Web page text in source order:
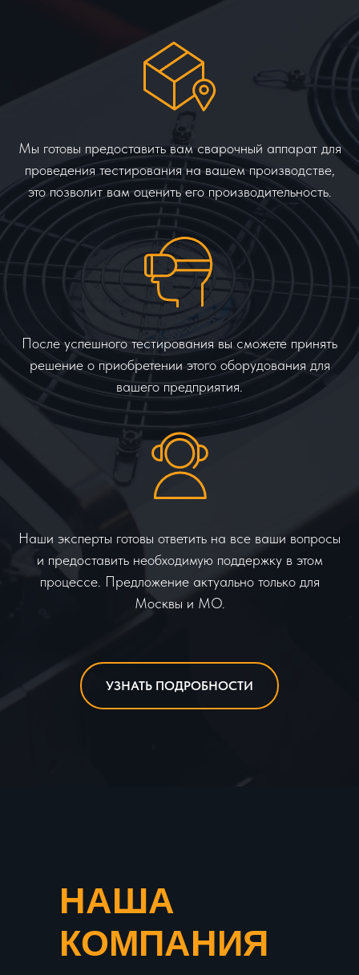
Мы готовы предоставить вам сварочный аппарат для
проведения тестирования на вашем производстве,
это позволит вам оценить его производительность.
После успешного тестирования вы сможете принять
решение о приобретении этого оборудования для
вашего предприятия.
Наши эксперты готовы ответить на все ваши вопросы
и предоставить необходимую поддержку в этом
процессе. Предложение актуально только для
Москвы и МО.
УЗНАТЬ ПОДРОБНОСТИ
НАША
КОМПАНИЯ